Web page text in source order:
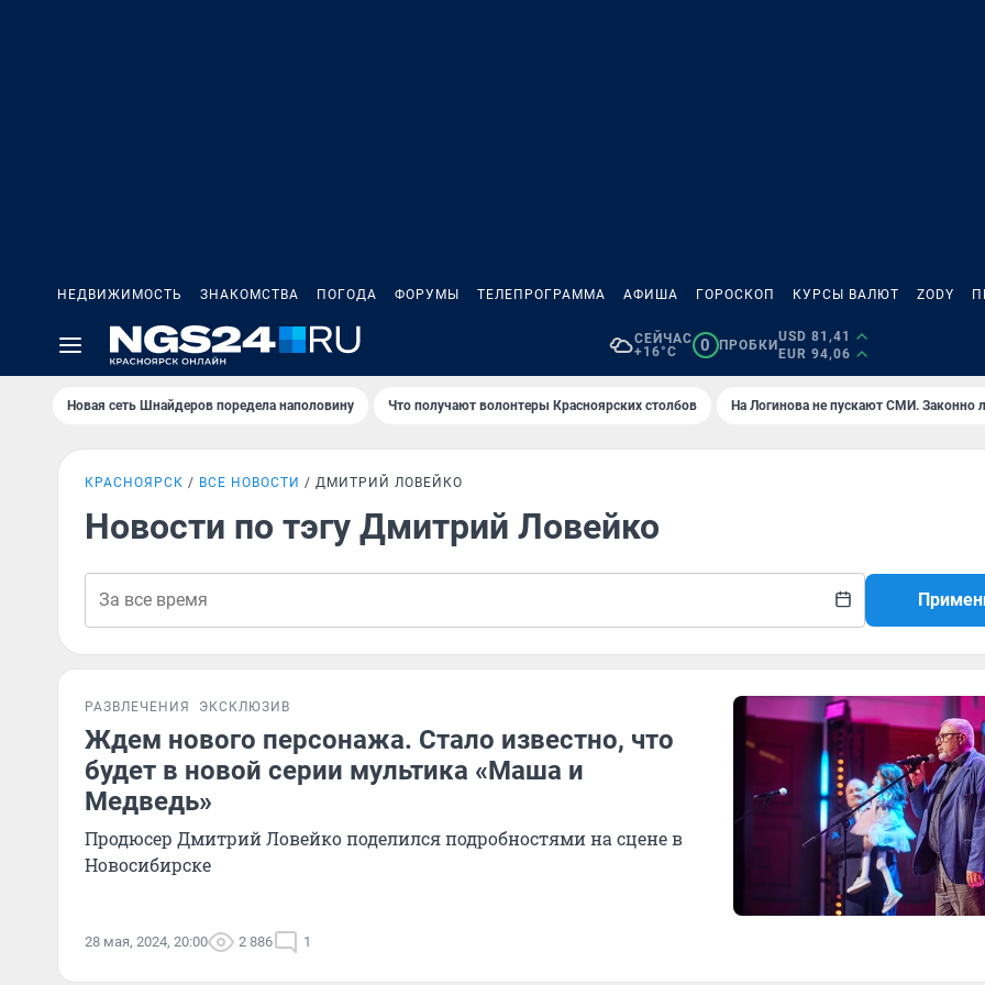
НЕДВИЖИМОСТЬ ЗНАКОМСТВА ПОГОДА ФОРУМЫ ТЕЛЕПРОГРАММА АФИША ГОРОСКОП КУРСЫ ВАЛЮТ ZODY
СЕЙЧАС
+16°C
0 ПРОБКИ
USD 81,41
EUR 94,06
Новая сеть Шнайдеров поредела наполовину Что получают волонтеры Красноярских столбов На Логинова не пускают СМИ. Законно
КРАСНОЯРСК ВСЕ НОВОСТИ ДМИТРИЙ ЛОВЕЙКО
Новости по тэгу Дмитрий Ловейко
РАЗВЛЕЧЕНИЯ ЭКСКЛЮЗИВ
Ждем нового персонажа. Стало известно, что
будет в новой серии мультика «Маша и
Медведь»
Продюсер Дмитрий Ловейко поделился подробностями на сцене в
Новосибирске
28 мая, 2024, 20:00 2 886 1